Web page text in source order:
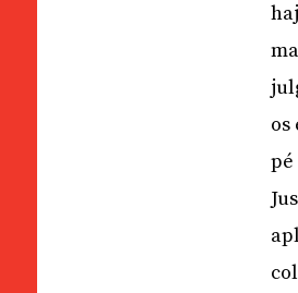
os
pé